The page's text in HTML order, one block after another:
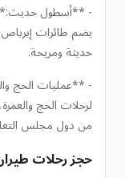
- **أسطول حديث:**
حديثة ومريحة.
- **عمليات الحج
لرحلات الحج
من دول مجلس
حجز رحلات